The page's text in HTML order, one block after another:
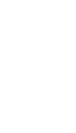
体系が変
専業・兼
す